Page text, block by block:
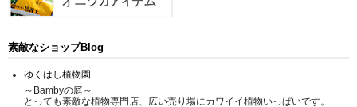
素敵なショップBlog
ゆくはし植物園
～Bambyの庭～
とっても素敵な植物専門店、広い売り場にカワイイ植物いっぱいです。